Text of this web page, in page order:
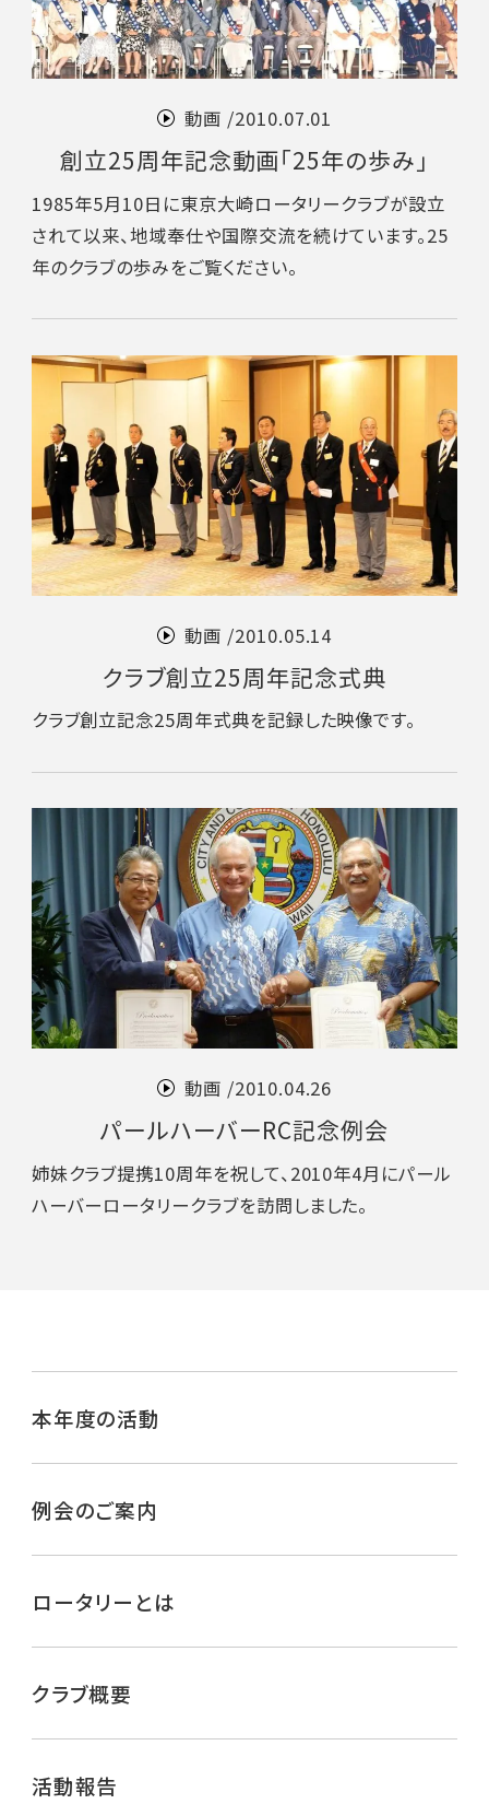
動画 /2010.07.01
創立25周年記念動画「25年の歩み」
1985年5月10日に東京大崎ロータリークラブが設立
されて以来、地域奉仕や国際交流を続けています。25
年のクラブの歩みをご覧ください。
動画 /2010.05.14
クラブ創立25周年記念式典
クラブ創立記念25周年式典を記録した映像です。
動画 /2010.04.26
パールハーバーRC記念例会
姉妹クラブ提携10周年を祝して、2010年4月にパール
ハーバーロータリークラブを訪問しました。
本年度の活動
例会のご案内
ロータリーとは
クラブ概要
活動報告